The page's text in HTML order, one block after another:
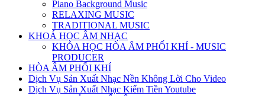
Piano Background Music
RELAXING MUSIC
TRADITIONAL MUSIC
KHOÁ HỌC ÂM NHẠC
KHÓA HỌC HÒA ÂM PHỐI KHÍ - MUSIC
PRODUCER
HÒA ÂM PHỐI KHÍ
Dịch Vụ Sản Xuất Nhạc Nền Không Lời Cho Video
Dịch Vụ Sản Xuất Nhạc Kiếm Tiền Youtube